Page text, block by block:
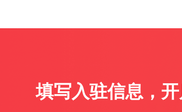
填写入驻信息，